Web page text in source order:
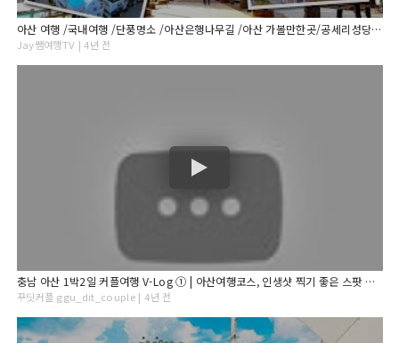
아산 여행 /국내여행 /단풍명소 /아산은행나무길 /아산 가볼만한곳/공세리성당 /이국적인 여행지 /지중해마을 /현충사 /충남 가볼만한곳
Jay쌤여행TV | 4년 전
충남 아산 1박2일 커플여행 V-Log ① | 아산여행코스, 인생샷 찍기 좋은 스팟 추천! 현충사, 외암민속마을, 감찰댁사랑뜰, 강당골계곡, 아산 한옥숙소
꾸딧커플 ggu_dit_couple | 4년 전